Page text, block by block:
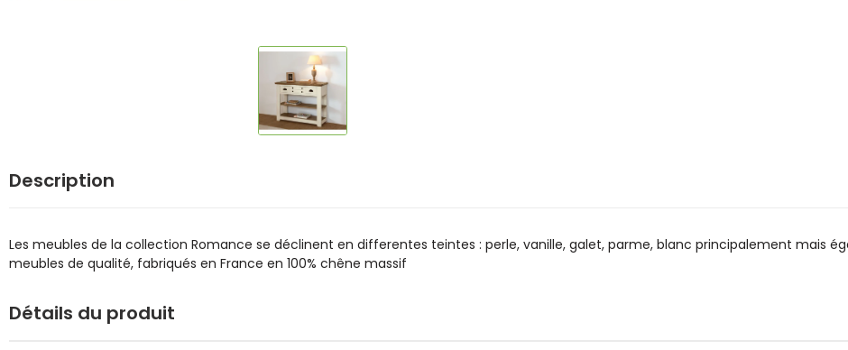
Description
Les meubles de la collection Romance se déclinent en differentes teintes : perle, vanille, galet, parme, blanc principalement mais
meubles de qualité, fabriqués en France en 100% chêne massif
Détails du produit